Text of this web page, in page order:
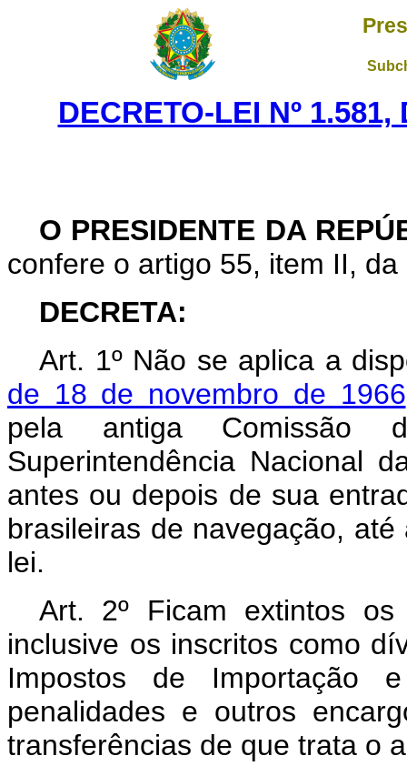
DECRETO-LEI Nº
O PRESIDENTE DA
confere o artigo 55, item II,
DECRETA:
Art. 1º Não se aplica a
de 18 de novembro de 1966
pela antiga Comissão
Superintendência Nacional
antes ou depois de sua
brasileiras de navegação,
lei.
Art. 2º Ficam extintos os
inclusive os inscritos como
Impostos de Importação
penalidades e outros
transferências de que trata o